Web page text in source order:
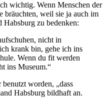
wichtig. Wenn Menschen der
bräuchten, weil sie ja auch im
Habsburg zu bedenken:
nicht in
krank bin, gehe ich ins
Wenn du fit werden
ins Museum.“
worden, „dass
Habsburg bildhaft an.